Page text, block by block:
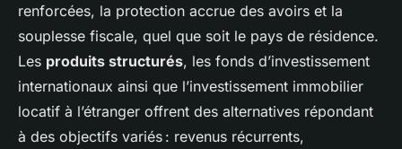
renforcées, la protection accrue des avoirs et la
souplesse fiscale, quel que soit le pays de résidence.
Les produits structurés, les fonds d’investissement
internationaux ainsi que l’investissement immobilier
locatif à l’étranger offrent des alternatives répondant
à des objectifs variés : revenus récurrents,